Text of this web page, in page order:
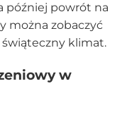
później powrót na
można zobaczyć
klimat.
w